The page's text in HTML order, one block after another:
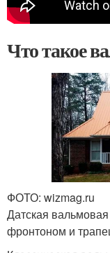
Что такое
ФОТО: wizmag.ru
Датская
фронтоном и